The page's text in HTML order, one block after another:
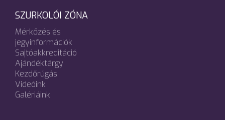
SZURKOLÓI ZÓNA
Mérkőzés és
jegyinformációk
Sajtóakkreditáció
Ajándéktárgy
Kezdőrúgás
Videóink
Galériáink